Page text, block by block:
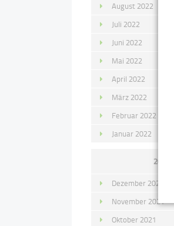
August 2022
Juli 2022
Juni 2022
Mai 2022
April 2022
März 2022
Februar 2022
Januar 2022
2021
Dezember 2021
November 2021
Oktober 2021